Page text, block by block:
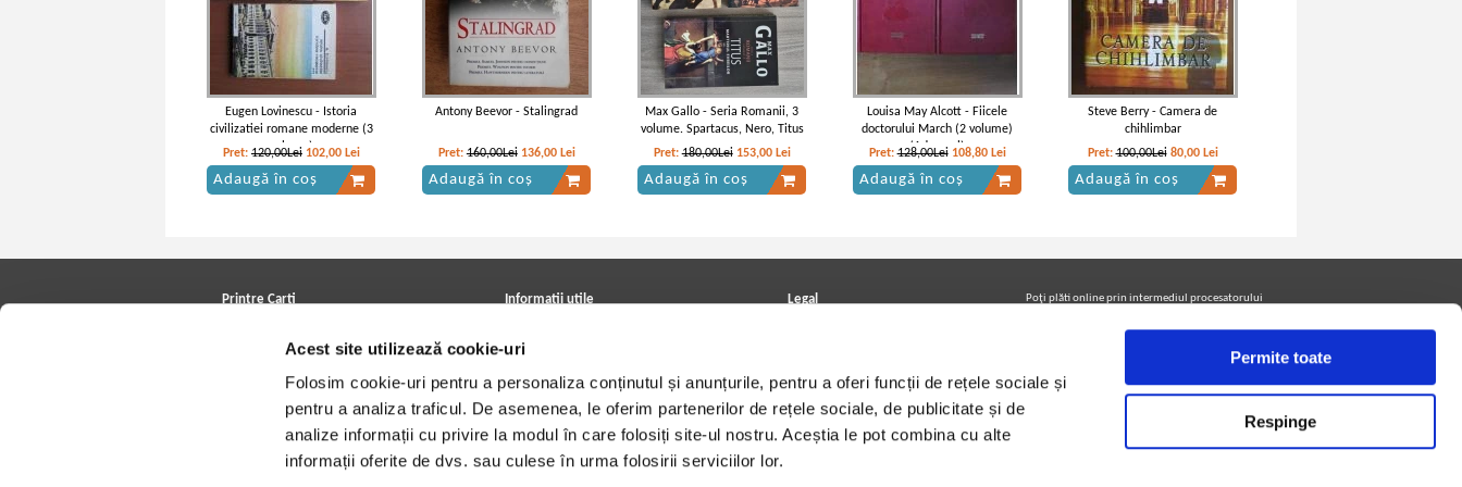
Acest site utilizează cookie-uri
Folosim cookie-uri pentru a personaliza conținutul și anunțurile, pentru a oferi funcții de rețele sociale și
pentru a analiza traficul. De asemenea, le oferim partenerilor de rețele sociale, de publicitate și de
analize informații cu privire la modul în care folosiți site-ul nostru. Aceștia le pot combina cu alte
informații oferite de dvs. sau culese în urma folosirii serviciilor lor.
Permite toate
Respinge
Eugen Lovinescu - Istoria
civilizatiei romane moderne (3
volume)
Pret: 120,00Lei 102,00 Lei
Adaugă în coș
Antony Beevor - Stalingrad
Pret:160,00Lei 136,00 Lei
Adaugă în coș
Max Gallo - Seria Romanii, 3
volume. Spartacus, Nero, Titus
Pret:180,00Lei 153,00 Lei
Adaugă în coș
Louisa May Alcott - Fiicele
doctorului March (2 volume)
(Adevarul)
Pret:128,00Lei 108,80 Lei
Adaugă în coș
Steve Berry - Camera de
chihlimbar
Pret:100,00Lei 80,00 Lei
Adaugă în coș
Printre Carti
Cele mai căutate cărți
Blog Printre Carti
Cărţi sub 5 lei
Cărţi sub 8 lei
Informatii utile
Achizitii viniluri, casete, CD/DVD
Cum cumpar?
Politica de livrare
Retur comenzi
Angajari - Cariere
Legal
Termeni si conditii
Utilizare cookie-uri
Poţi plăti online prin intermediul procesatorului
Urmăreşte-ne pe facebook pentru a fi la curent cu